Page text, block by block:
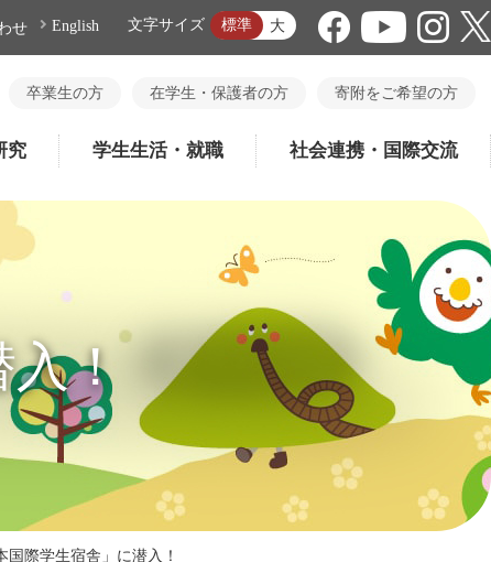
せ English 文字サイズ 標準 大
卒業生の方 在学生・保護者の方 寄附をご希望の方
究 学生生活・就職 社会連携・国際交流
！
国際学生宿舎」に潜入！